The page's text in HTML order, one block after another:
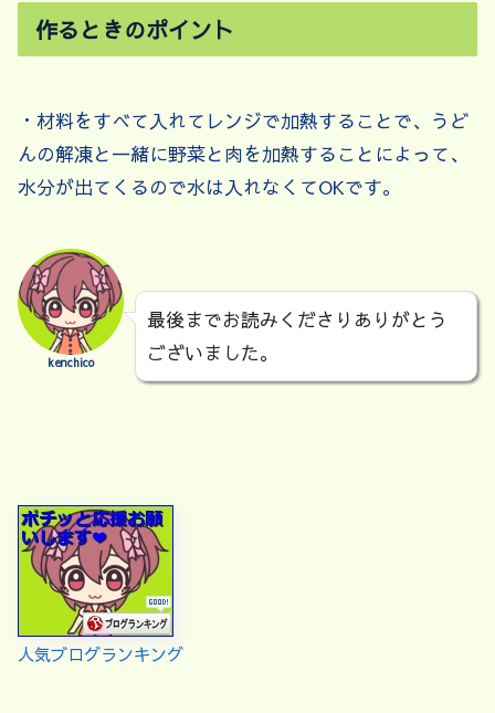
作るときのポイント
・材料をすべて入れてレンジで加熱することで、うど
んの解凍と一緒に野菜と肉を加熱することによって、
水分が出てくるので水は入れなくてOKです。
kenchico
最後までお読みくださりありがとう
ございました。
人気ブログランキング